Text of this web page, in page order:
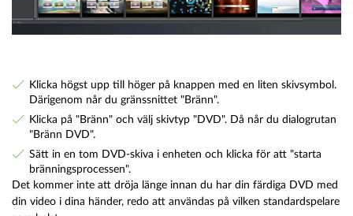
Klicka högst upp till höger på knappen med en liten skivsymbol.
Därigenom når du gränssnittet "Bränn".
Klicka på "Bränn" och välj skivtyp "DVD". Då når du dialogrutan
"Bränn DVD".
Sätt in en tom DVD-skiva i enheten och klicka för att "starta
bränningsprocessen".
Det kommer inte att dröja länge innan du har din färdiga DVD med
din video i dina händer, redo att användas på vilken standardspelare